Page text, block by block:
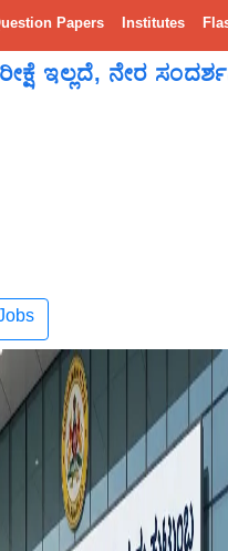
Papers Institutes
ಇಲ್ಲದೆ, ನೇರ